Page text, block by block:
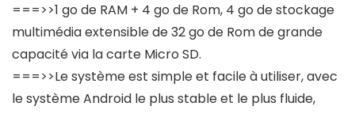
===>>1 go de RAM + 4 go de Rom, 4 go de stockage
multimédia extensible de 32 go de Rom de grande
capacité via la carte Micro SD.
===>>Le système est simple et facile à utiliser, avec
le système Android le plus stable et le plus fluide,